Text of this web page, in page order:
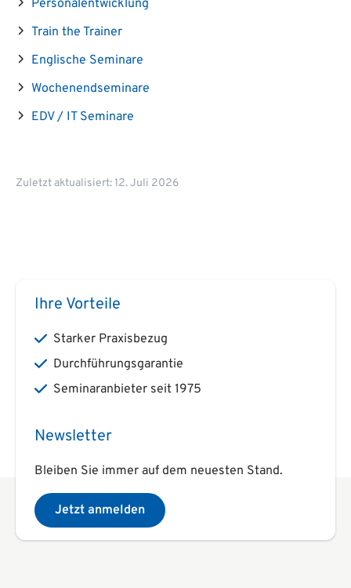
Personalentwicklung
Train the Trainer
Englische Seminare
Wochenendseminare
EDV / IT Seminare
Zuletzt aktualisiert: 12. Juli 2026
Ihre Vorteile
Starker Praxisbezug
Durchführungsgarantie
Seminaranbieter seit 1975
Newsletter
Bleiben Sie immer auf dem neuesten Stand.
Jetzt anmelden